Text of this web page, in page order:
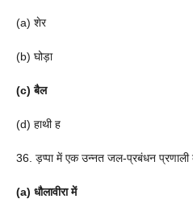
(a) शेर
(b) घोड़ा
(c) बैल
(d) हाथी ह
36. ड़प्पा में एक उन्नत जल-प्रबंधन प्रणाली
(a) धौलावीरा में